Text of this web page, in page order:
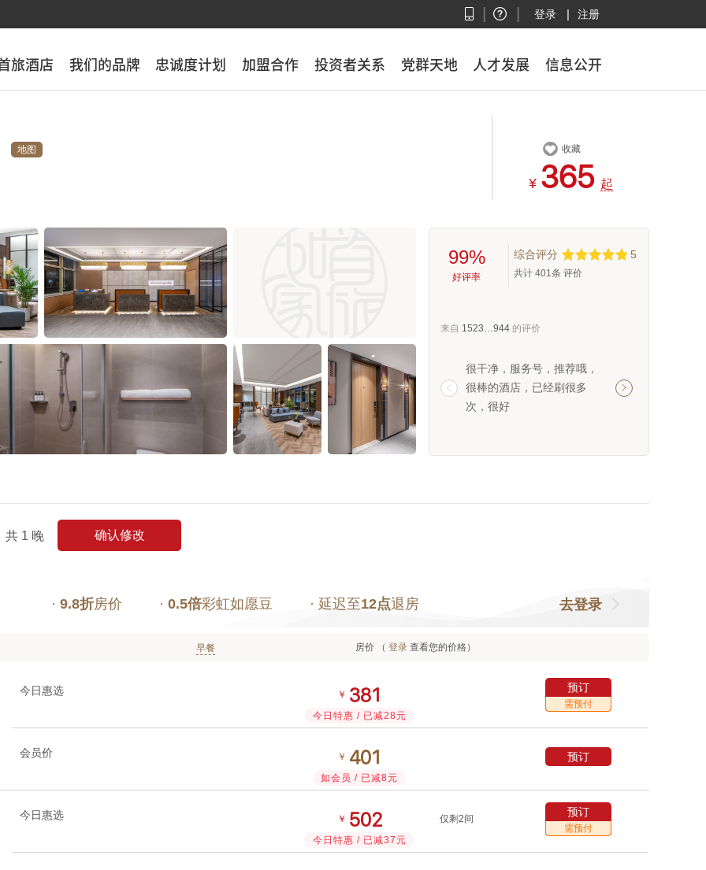
登录 | 注册
旅酒店 我们的品牌 忠诚度计划 加盟合作 投资者关系 党群天地 人才发展 信息公开
旅酒店 我们的品牌 忠诚度计划 加盟合作 投资者关系 党群天地 人才发展 信息公开
地图  收藏
¥  起
99%
好评率
综合评分 5
共计 401条 评价
来自 1523…944 的评价

很干净，服务号，推荐哦，
很棒的酒店，已经刷很多
次，很好

共 1 晚 确认修改
· 9.8折房价 · 0.5倍彩虹如愿豆 · 延迟至12点退房 去登录
早餐 房价 （ 登录 查看您的价格）
今日惠选 ￥ 
今日特惠 / 已减28元
预订
需预付
会员价 ￥ 
如会员 / 已减8元
预订
今日惠选 ￥ 
今日特惠 / 已减37元
仅剩2间
预订
需预付